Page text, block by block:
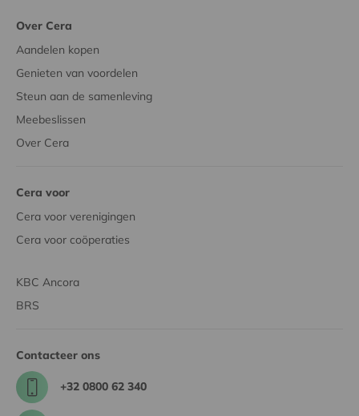
Over Cera
Aandelen kopen
Genieten van voordelen
Steun aan de samenleving
Meebeslissen
Over Cera
Cera voor
Cera voor verenigingen
Cera voor coöperaties
KBC Ancora
BRS
Contacteer ons
+32 0800 62 340